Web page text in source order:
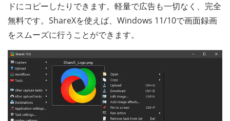
ドにコピーしたりできます。軽量で広告も一切なく、完全
無料です。ShareXを使えば、Windows 11/10で画面録画
をスムーズに行うことができます。